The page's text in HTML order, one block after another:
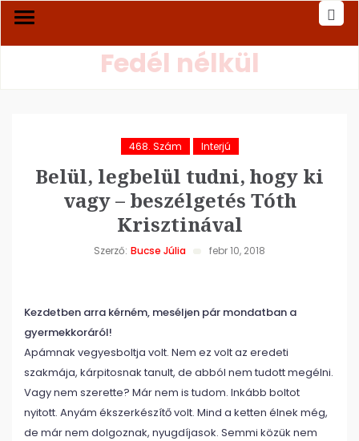
Fedél nélkül
468. Szám Interjú
Belül, legbelül tudni, hogy ki
vagy – beszélgetés Tóth
Krisztinával
Szerző: Bucse Júlia febr 10, 2018
Kezdetben arra kérném, meséljen pár mondatban a
gyermekkoráról!
Apámnak vegyesboltja volt. Nem ez volt az eredeti
szakmája, kárpitosnak tanult, de abból nem tudott megélni.
Vagy nem szerette? Már nem is tudom. Inkább boltot
nyitott. Anyám ékszerkészítő volt. Mind a ketten élnek még,
de már nem dolgoznak, nyugdíjasok. Semmi közük nem